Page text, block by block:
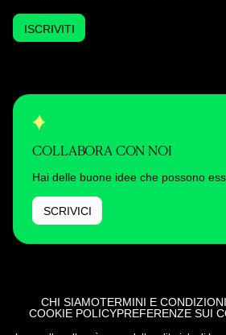
ISCRIVITI
COLLABORA CON NOI
Hai delle buone idee che possono
SCRIVICI
CHI SIAMOTERMINI E CONDIZIONI
COOKIE POLICYPREFERENZE SUI